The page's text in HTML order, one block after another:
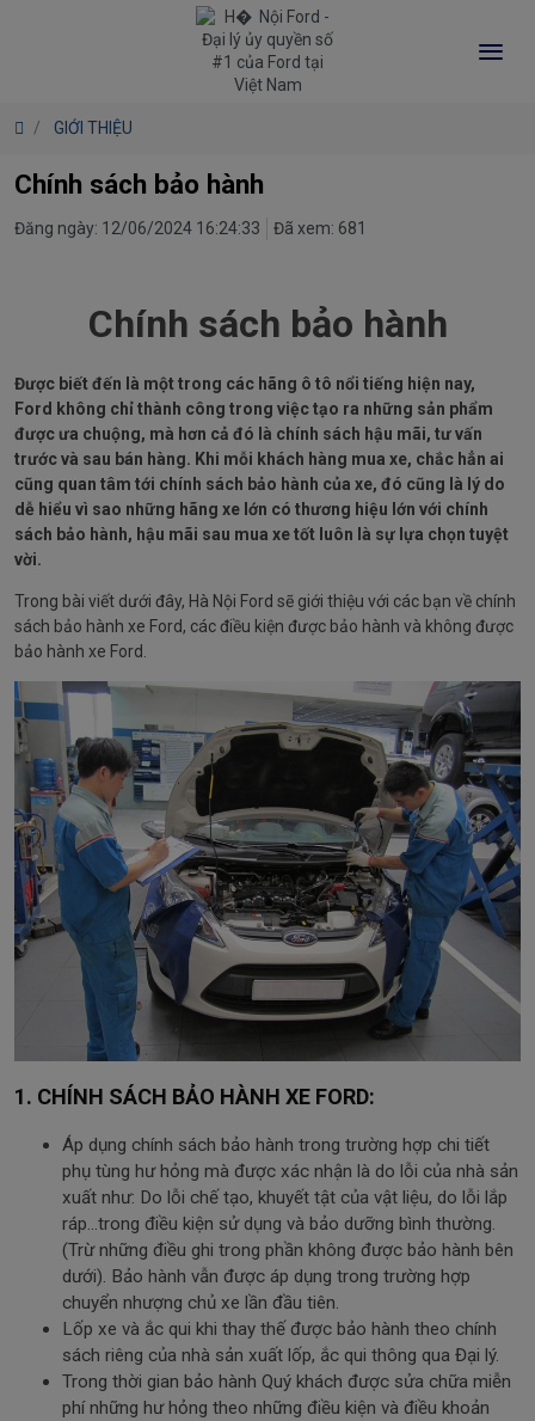
GIỚI THIỆU
Chính sách bảo hành
Đăng ngày: 12/06/2024 16:24:33 Đã xem: 681
Chính sách bảo hành
Được biết đến là một trong các hãng ô tô nổi tiếng hiện nay,
Ford không chỉ thành công trong việc tạo ra những sản phẩm
được ưa chuộng, mà hơn cả đó là chính sách hậu mãi, tư vấn
trước và sau bán hàng. Khi mỗi khách hàng mua xe, chắc hẳn ai
cũng quan tâm tới chính sách bảo hành của xe, đó cũng là lý do
dễ hiểu vì sao những hãng xe lớn có thương hiệu lớn với chính
sách bảo hành, hậu mãi sau mua xe tốt luôn là sự lựa chọn tuyệt
vời.
Trong bài viết dưới đây, Hà Nội Ford sẽ giới thiệu với các bạn về chính
sách bảo hành xe Ford, các điều kiện được bảo hành và không được
bảo hành xe Ford.
1. CHÍNH SÁCH BẢO HÀNH XE FORD:
Áp dụng chính sách bảo hành trong trường hợp chi tiết
phụ tùng hư hỏng mà được xác nhận là do lỗi của nhà sản
xuất như: Do lỗi chế tạo, khuyết tật của vật liệu, do lỗi lắp
ráp…trong điều kiện sử dụng và bảo dưỡng bình thường.
(Trừ những điều ghi trong phần không được bảo hành bên
dưới). Bảo hành vẫn được áp dụng trong trường hợp
chuyển nhượng chủ xe lần đầu tiên.
Lốp xe và ắc qui khi thay thế được bảo hành theo chính
sách riêng của nhà sản xuất lốp, ắc qui thông qua Đại lý.
Trong thời gian bảo hành Quý khách được sửa chữa miễn
phí những hư hỏng theo những điều kiện và điều khoản